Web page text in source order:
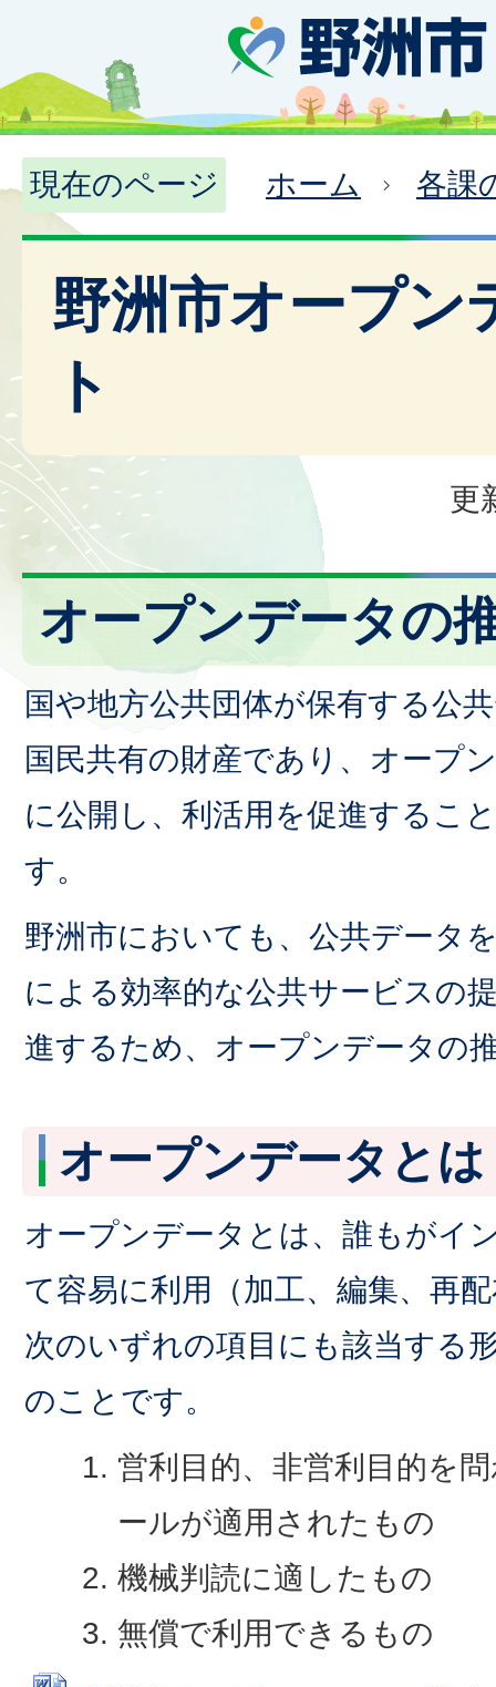
現在のページ ホーム 各課
野洲市オープン
ト
更
オープンデータの
国や地方公共団体が保有する公
国民共有の財産であり、オープ
に公開し、利活用を促進するこ
す。
野洲市においても、公共データ
による効率的な公共サービスの
進するため、オープンデータの
オープンデータとは
オープンデータとは、誰もがイ
て容易に利用（加工、編集、再
次のいずれの項目にも該当する
のことです。
営利目的、非営利目的を
ールが適用されたもの
機械判読に適したもの
無償で利用できるもの